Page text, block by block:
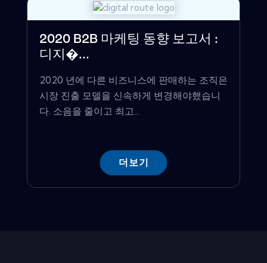
2020 B2B 마케팅 동향 보고서 :
디지�...
2020 년에 다른 비즈니스에 판매하는 조직은
시장 진출 모델을 신속하게 변경해야했습니
다. 소음을 줄이고 최고...
더보기